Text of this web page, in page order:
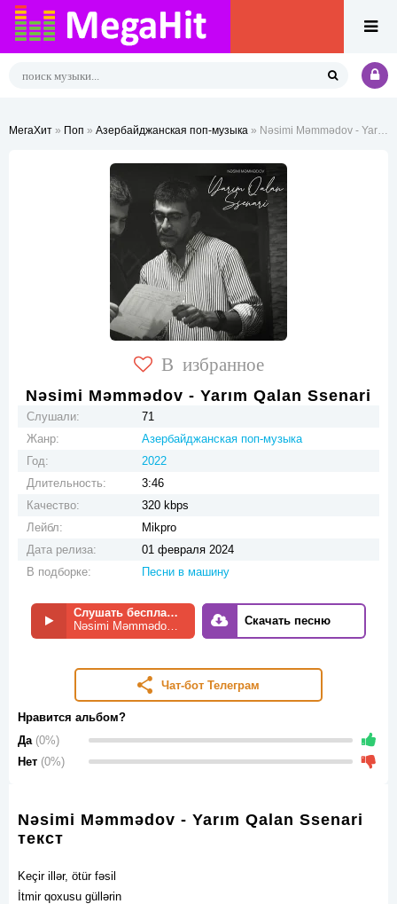
МегаХит » Поп » Азербайджанская поп-музыка » Nəsimi Məmmədov - Yarım Qalan Ssenari
В избранное
Nəsimi Məmmədov - Yarım Qalan Ssenari
Слушали:
71
Жанр:
Азербайджанская поп-музыка
Год:
2022
Длительность:
3:46
Качество:
320 kbps
Лейбл:
Mikpro
Дата релиза:
01 февраля 2024
В подборке:
Песни в машину
Слушать бесплатно
Nəsimi Məmmədov - Yarım Qalan Ssenari
Скачать песню
Чат-бот Телеграм
Нравится альбом?
Да (0%)
Нет (0%)
Nəsimi Məmmədov - Yarım Qalan Ssenari
текст
Keçir illər, ötür fəsil
İtmir qoxusu güllərin